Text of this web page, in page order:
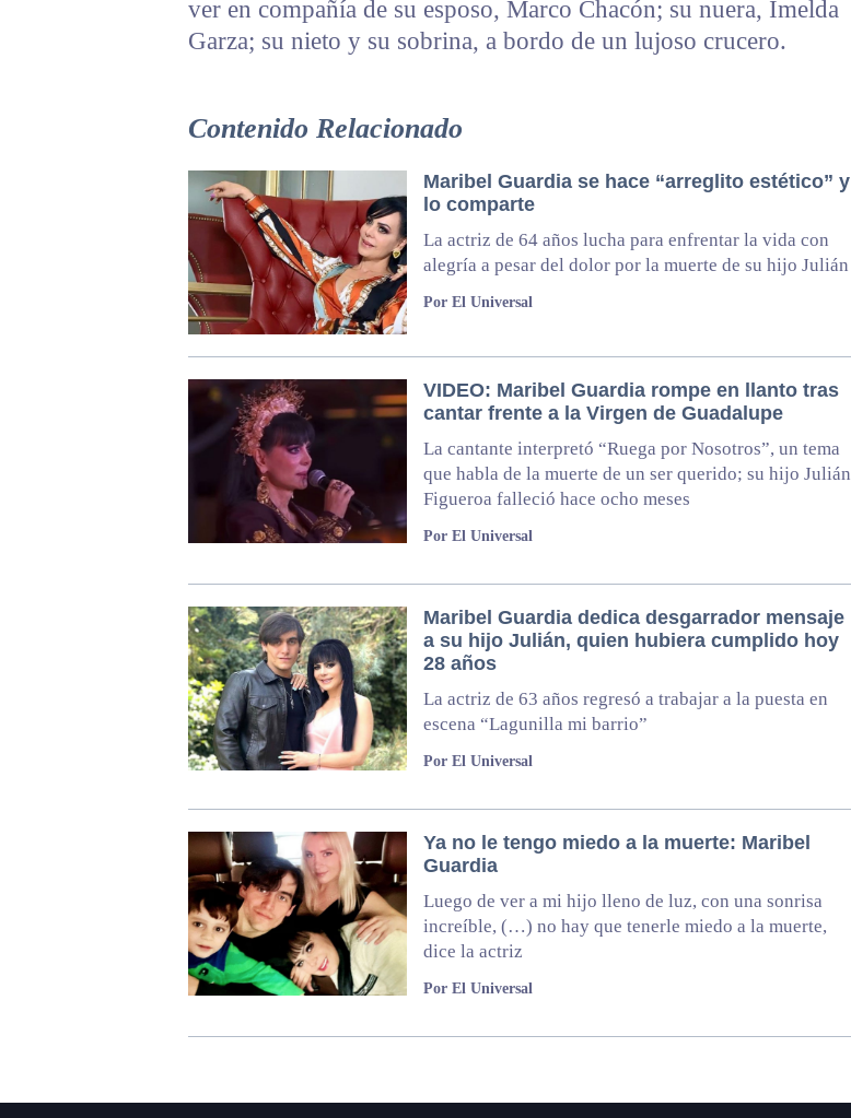
ver en compañía de su esposo, Marco Chacón; su nuera, Imelda
Garza; su nieto y su sobrina, a bordo de un lujoso crucero.
Contenido Relacionado
Maribel Guardia se hace “arreglito estético” y
lo comparte
La actriz de 64 años lucha para enfrentar la vida con
alegría a pesar del dolor por la muerte de su hijo Julián
Por El Universal
VIDEO: Maribel Guardia rompe en llanto tras
cantar frente a la Virgen de Guadalupe
La cantante interpretó “Ruega por Nosotros”, un tema
que habla de la muerte de un ser querido; su hijo Julián
Figueroa falleció hace ocho meses
Por El Universal
Maribel Guardia dedica desgarrador mensaje
a su hijo Julián, quien hubiera cumplido hoy
28 años
La actriz de 63 años regresó a trabajar a la puesta en
escena “Lagunilla mi barrio”
Por El Universal
Ya no le tengo miedo a la muerte: Maribel
Guardia
Luego de ver a mi hijo lleno de luz, con una sonrisa
increíble, (…) no hay que tenerle miedo a la muerte,
dice la actriz
Por El Universal